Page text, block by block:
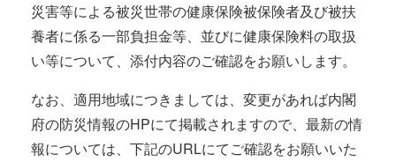
災害等による被災世帯の健康保険被保険者及び被扶
養者に係る一部負担金等、並びに健康保険料の取扱
い等について、添付内容のご確認をお願いします。
なお、適用地域につきましては、変更があれば内閣
府の防災情報のHPにて掲載されますので、最新の情
報については、下記のURLにてご確認をお願いいた